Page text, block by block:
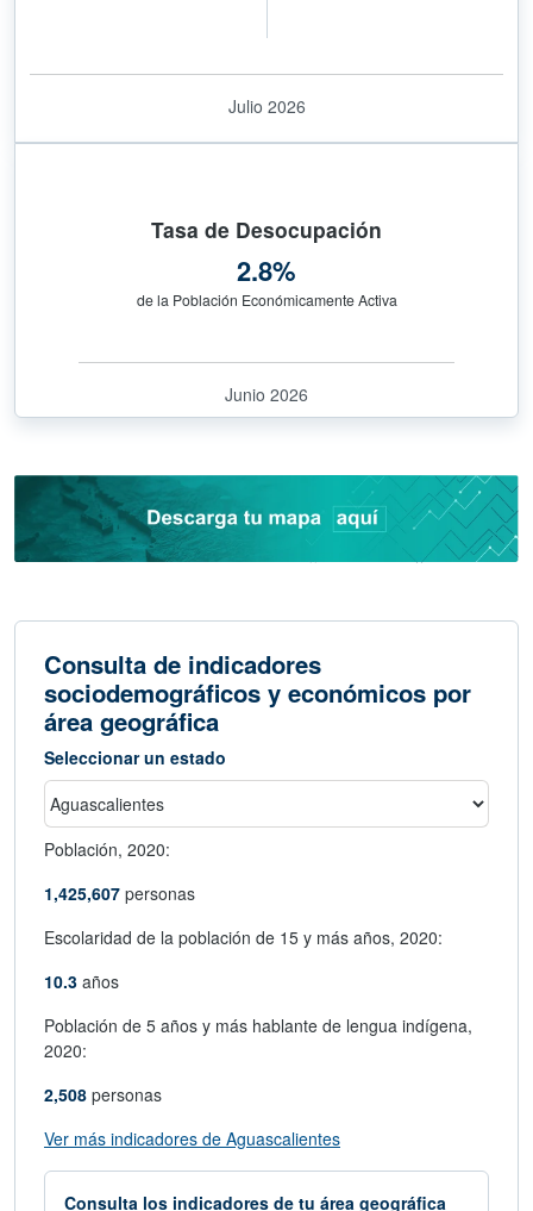
Julio 2026
Tasa de Desocupación
2.8%
de la Población Económicamente Activa
Junio 2026
Consulta de indicadores
sociodemográficos y económicos por
área geográfica
Seleccionar un estado
Población, 2020:
1,425,607 personas
Escolaridad de la población de 15 y más años, 2020:
10.3 años
Población de 5 años y más hablante de lengua indígena,
2020:
2,508 personas
Ver más indicadores de Aguascalientesabre en nueva ventana
Consulta los indicadores de tu área geográfica